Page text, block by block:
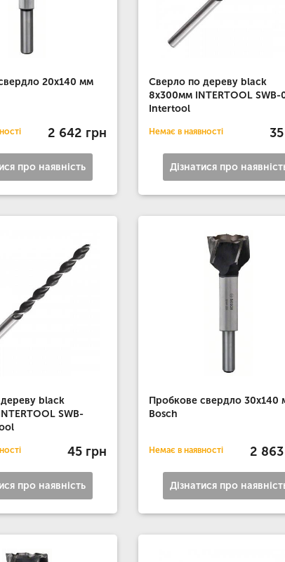
20x140 мм
2 642 грн
про наявність
Сверло по дереву black
8x300мм INTERTOOL SWB-
Intertool
Немає в наявності
Дізнатися про
black
SWB-
45 грн
про наявність
Пробкове свердло 30x140
Bosch
Немає в наявності 2
Дізнатися про